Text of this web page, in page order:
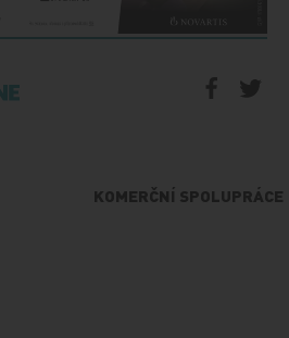
KOMERČNÍ SPOLUPRÁCE